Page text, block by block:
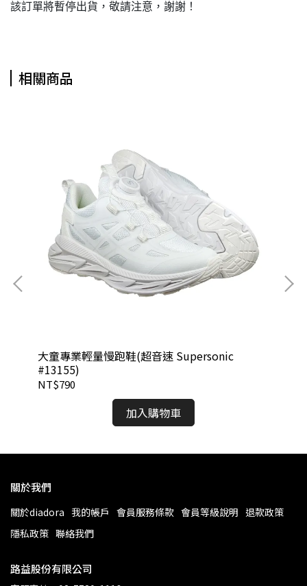
該訂單將暫停出貨，敬請注意，謝謝！
相關商品
大童專業輕量慢跑鞋(超音速 Supersonic
#13155)
NT$790
加入購物車
關於我們
關於diadora 我的帳戶 會員服務條款 會員等級說明 退款政策
隱私政策 聯絡我們
路益股份有限公司